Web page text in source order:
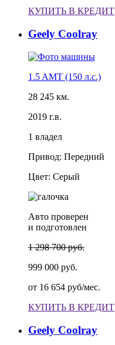
КУПИТЬ В КРЕДИТ
Geely Coolray
1.5 AMT (150 л.с.)
28 245 км.
2019 г.в.
1 владел
Привод: Передний
Цвет: Серый
Авто проверен
и подготовлен
1 298 700 руб.
999 000 руб.
от 16 654 руб/мес.
КУПИТЬ В КРЕДИТ
Geely Coolray